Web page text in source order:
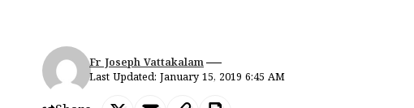
Last Updated: January 15, 2019 6:45 AM
Fr Joseph Vattakalam